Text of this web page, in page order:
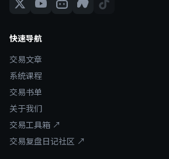
快速导航
交易文章
系统课程
交易书单
关于我们
交易工具箱 ↗
交易复盘日记社区 ↗